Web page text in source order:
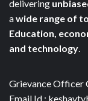
delivering
awide range of
Education,
and technology.
Grievance Officer
Email Id :